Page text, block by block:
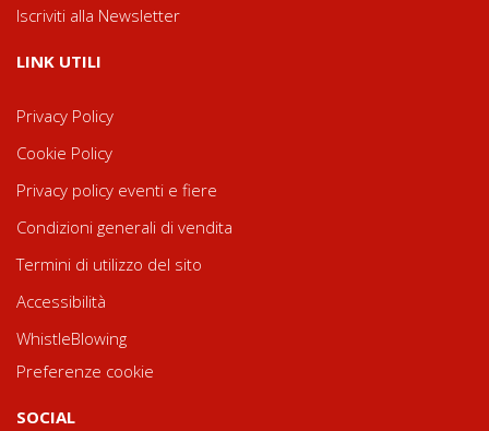
Iscriviti alla Newsletter
LINK UTILI
Privacy Policy
Cookie Policy
Privacy policy eventi e fiere
Condizioni generali di vendita
Termini di utilizzo del sito
Accessibilità
WhistleBlowing
Preferenze cookie
SOCIAL